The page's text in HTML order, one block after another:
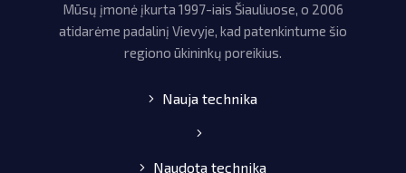
Mūsų įmonė įkurta 1997-iais Šiauliuose, o 2006
atidarėme padalinį Vievyje, kad patenkintume šio
regiono ūkininkų poreikius.
Nauja technika
Naudota technika